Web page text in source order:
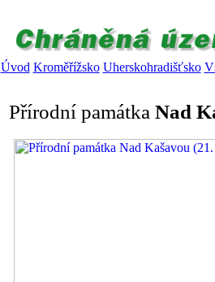
Úvod Kroměřížsko Uherskohradišťsko
Přírodní památka Nad